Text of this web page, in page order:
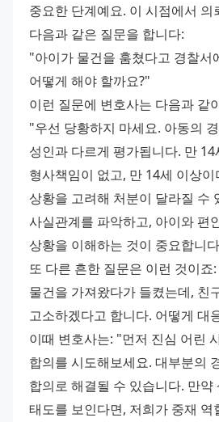
중요한 단계예요. 이 시점에서 의
다음과 같은 질문을 합니다:
"아이가 물건을 훔쳤다고 경찰서
어떻게 해야 할까요?"
이런 질문에 변호사는 다음과 같
"우선 당황하지 마세요. 아동의
성인과 다르게 평가됩니다. 만
형사책임이 없고, 만 14세 이상
상황을 고려해 처분이 달라질 수
사실관계를 파악하고, 아이와 편
상황을 이해하는 것이 중요합니
또 다른 흔한 질문은 이런 것이죠
물건을 가져왔다가 들켰는데, 친
고소하겠다고 합니다. 어떻게 대
이때 변호사는: "먼저 진심 어린
합의를 시도해보세요. 대부분의
합의로 해결될 수 있습니다. 만약
태도를 보인다면, 저희가 중재 역